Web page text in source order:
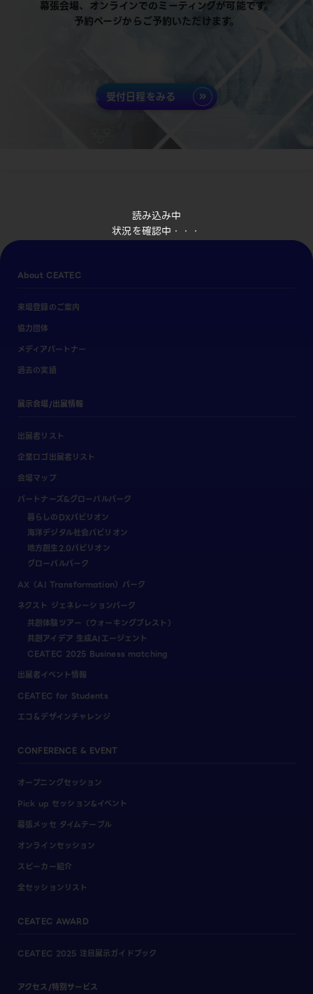
読み込み中
状況を確認中・・・
幕張会場、オンラインでのミーティングが可能です。
予約ページからご予約いただけます。
受付日程をみる
About CEATEC
来場登録のご案内
協力団体
メディアパートナー
過去の実績
展示会場/出展情報
出展者リスト
企業ロゴ出展者リスト
会場マップ
パートナーズ&グローバルパーク
暮らしのDXパビリオン
海洋デジタル社会パビリオン
地方創生2.0パビリオン
グローバルパーク
AX（AI Transformation）パーク
ネクスト ジェネレーションパーク
共創体験ツアー（ウォーキングブレスト）
共創アイデア 生成AIエージェント
CEATEC 2025 Business matching
出展者イベント情報
CEATEC for Students
エコ＆デザインチャレンジ
CONFERENCE & EVENT
オープニングセッション
Pick up セッション&イベント
幕張メッセ タイムテーブル
オンラインセッション
スピーカー紹介
全セッションリスト
CEATEC AWARD
CEATEC 2025 注目展示ガイドブック
アクセス/特別サービス